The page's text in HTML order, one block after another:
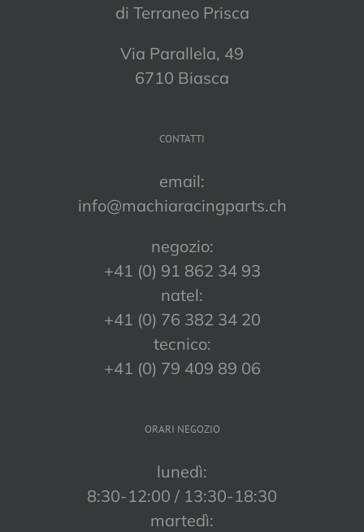
di Terraneo Prisca
Via Parallela, 49
6710 Biasca
CONTATTI
email:
info@machiaracingparts.ch
negozio:
+41 (0) 91 862 34 93
natel:
+41 (0) 76 382 34 20
tecnico:
+41 (0) 79 409 89 06
ORARI NEGOZIO
lunedì:
8:30-12:00 / 13:30-18:30
martedì: